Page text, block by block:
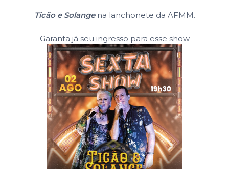
Ticão e Solangena lanchonete da AFMM.
Garanta já seu ingresso para esse show